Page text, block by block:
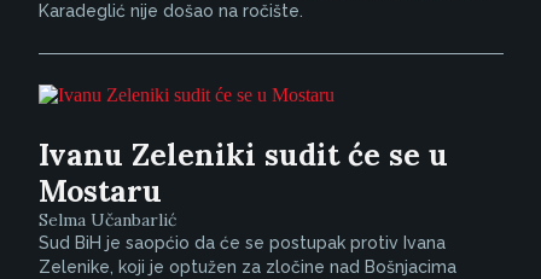
Karadeglić nije došao na ročište.
Ivanu Zeleniki sudit će se u
Mostaru
Selma Učanbarlić
Sud BiH je saopćio da će se postupak protiv Ivana
Zelenike, koji je optužen za zločine nad Bošnjacima